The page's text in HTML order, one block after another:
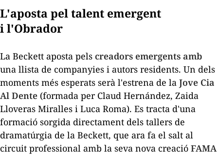
L'aposta pel talent emergent
i l'Obrador
La Beckett aposta pels creadors emergents amb
una llista de companyies i autors residents. Un dels
moments més esperats serà l'estrena de la Jove Cia
Al Dente (formada per Claud Hernández, Zaida
Lloveras Miralles i Luca Roma). Es tracta d'una
formació sorgida directament dels tallers de
dramatúrgia de la Beckett, que ara fa el salt al
circuit professional amb la seva nova creació FAMA